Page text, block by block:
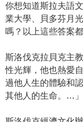
你想知道斯拉夫語
業大學、貝多芬月
嗎？以上這些答案
斯洛伐克拉貝克主
性光輝，他也熱愛
過他人生的體驗和
其他人的生命。…」